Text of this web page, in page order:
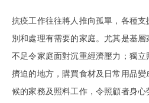
抗疫工作往往將人推向孤單，各種
別和處理有需要的家庭。尤其是基
不足令家庭面對沉重經濟壓力；獨
擠迫的地方，購買食材及日常用品
候的家務及照料工作，令照顧者身